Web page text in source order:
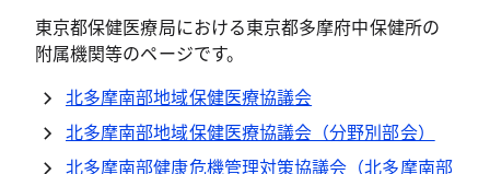
東京都保健医療局における東京都多摩府中保健所の
附属機関等のページです。
北多摩南部地域保健医療協議会
北多摩南部地域保健医療協議会（分野別部会）
北多摩南部健康危機管理対策協議会（北多摩南部